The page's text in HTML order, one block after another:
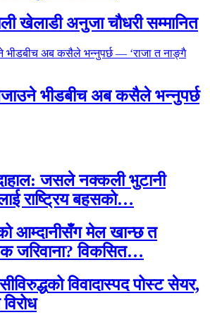
खेलाडी अनुजा चौधरी सम्मानित
भीडबीच अब कसैले भन्नुपर्छ
जसले नक्कली भुटानी
राष्ट्रिय बहसको…
आम्दानीसँग मेल खान्छ त
जरिवाना? विकसित…
विवादास्पद पोस्ट सेयर,